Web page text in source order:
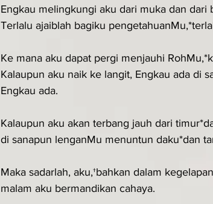
Engkau melingkungi aku dari muka dan
Terlalu ajaiblah bagiku
Ke mana aku dapat pergi menjauhi
Kalaupun aku naik ke langit, Engkau ada di
Engkau ada.
Kalaupun aku akan terbang jauh dari
di sanapun lenganMu menuntun daku*dan
Maka sadarlah, aku,†bahkan dalam
malam aku bermandikan cahaya.